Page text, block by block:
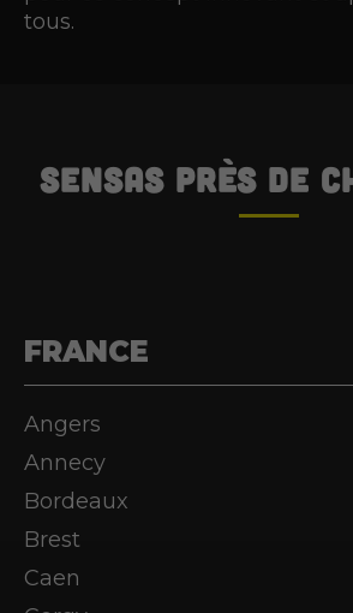
tous.
SENSAS près de
FRANCE
Angers
Annecy
Bordeaux
Brest
Caen